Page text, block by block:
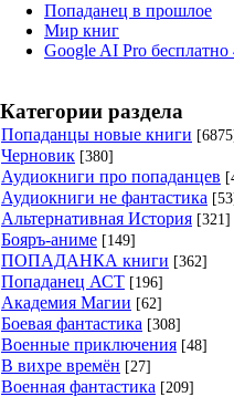
Попаданец в прошлое
Мир книг
Google AI Pro бесплатно
Категории раздела
Попаданцы новые книги
Черновик [380]
Аудиокниги про попаданцев
Аудиокниги не фантастика
Альтернативная История [321]
Бояръ-аниме [149]
ПОПАДАНКА книги [362]
Попаданец АСТ [196]
Академия Магии [62]
Боевая фантастика [308]
Военные приключения [48]
В вихре времён [27]
Военная фантастика [209]